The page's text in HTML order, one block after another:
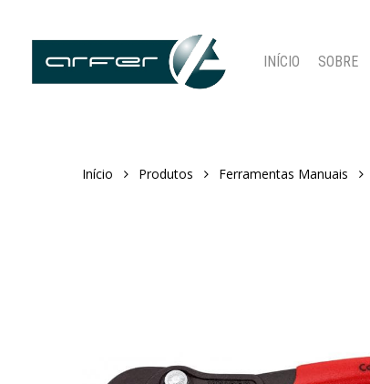
content
INÍCIO SOBRE
Início Produtos Ferramentas Manuais